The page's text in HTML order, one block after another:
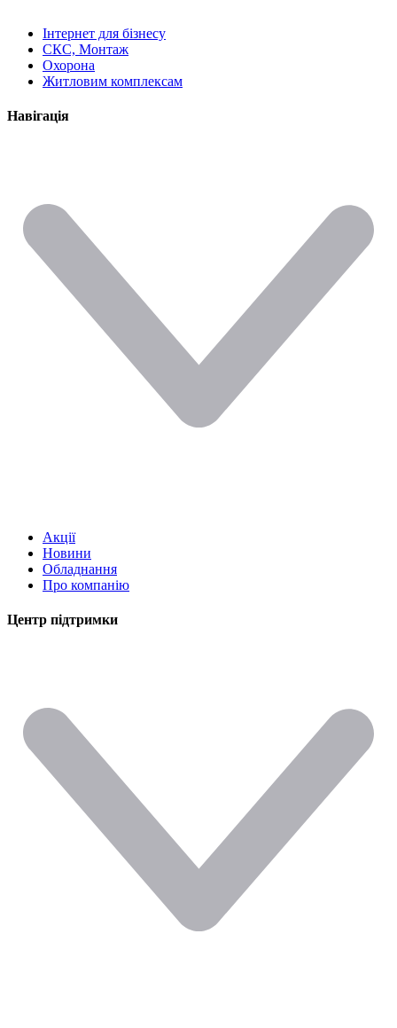
Інтернет для бізнесу
СКС, Монтаж
Охорона
Житловим комплексам
Навігація
Акції
Новини
Обладнання
Про компанію
Центр підтримки